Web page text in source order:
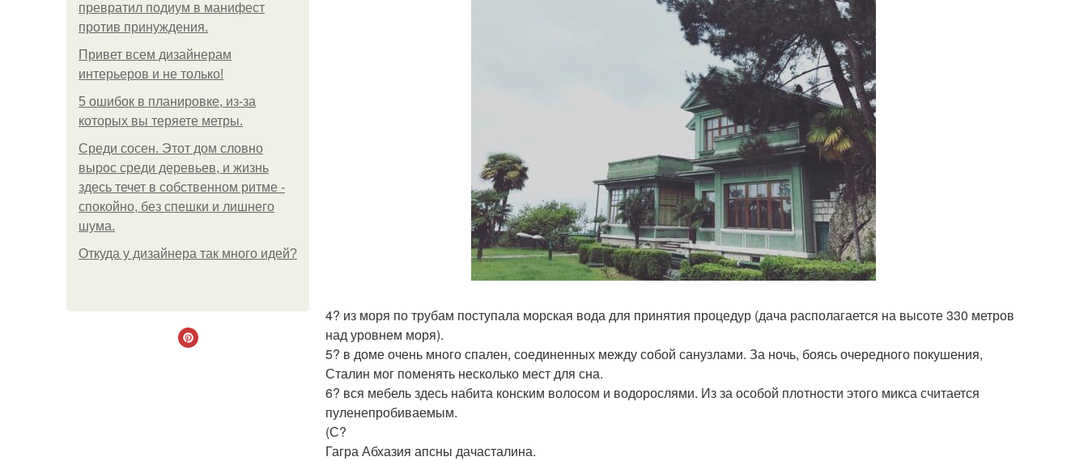
превратил подиум в манифест
против принуждения.
Привет всем дизайнерам
интерьеров и не только!
5 ошибок в планировке, из-за
которых вы теряете метры.
Среди сосен. Этот дом словно
вырос среди деревьев, и жизнь
здесь течет в собственном ритме -
спокойно, без спешки и лишнего
шума.
Откуда у дизайнера так много идей?
4? из моря по трубам поступала морская вода для принятия процедур (дача располагается на высоте 330 метров
над уровнем моря).
5? в доме очень много спален, соединенных между собой санузлами. За ночь, боясь очередного покушения,
Сталин мог поменять несколько мест для сна.
6? вся мебель здесь набита конским волосом и водорослями. Из за особой плотности этого микса считается
пуленепробиваемым.
(С?
Гагра Абхазия апсны дачасталина.